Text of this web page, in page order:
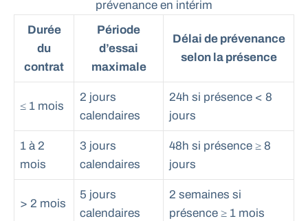
prévenance en intérim
Durée
du
contrat
Période
d’essai
maximale
Délai de prévenance
selon la présence
≤ 1 mois
2 jours
calendaires
24h si présence < 8
jours
1 à 2
mois
3 jours
calendaires
48h si présence ≥ 8
jours
> 2 mois
5 jours
calendaires
2 semaines si
présence ≥ 1 mois